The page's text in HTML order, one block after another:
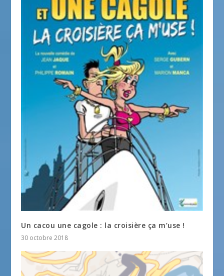
Un cacou une cagole : la croisière ça m’use !
30 octobre 2018